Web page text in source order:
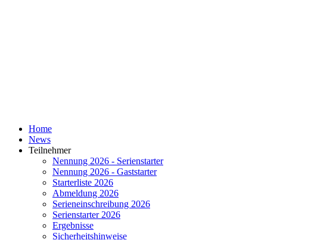
Home
News
Teilnehmer
Nennung 2026 - Serienstarter
Nennung 2026 - Gaststarter
Starterliste 2026
Abmeldung 2026
Serieneinschreibung 2026
Serienstarter 2026
Ergebnisse
Sicherheitshinweise